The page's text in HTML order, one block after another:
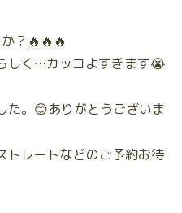
？🔥🔥🔥
しく…カッコよすぎます😭
た。😊ありがとうございま
トレートなどのご予約お待